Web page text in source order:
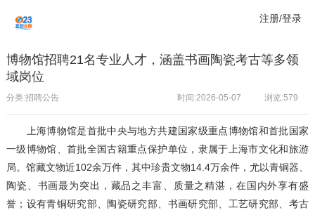
注册/登录
博物馆招聘21名专业人才，涵盖书画陶瓷考古等多领
域岗位
分类:招聘公告 浏览:579
时间:2026-05-07
上海博物馆是首批中央与地方共建国家级重点博物馆和首批国家
一级博物馆、首批全国古籍重点保护单位，隶属于上海市文化和旅游
局。馆藏文物近102余万件，其中珍贵文物14.4万余件，尤以青铜器、
陶瓷、书画最为突出，藏品之丰富、质量之精湛，在国内外享有盛
誉；设有青铜研究部、陶瓷研究部、书画研究部、工艺研究部、考古